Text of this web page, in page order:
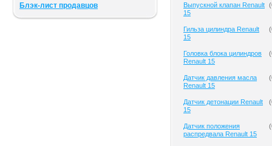
Блэк-лист продавцов
Выпускной клапан Renault
15
(
Гильза цилиндра Renault
15
(
Головка блока цилиндров
Renault 15
(
Датчик давления масла
Renault 15
(
Датчик детонации Renault
15
(
Датчик положения
распредвала Renault 15
(